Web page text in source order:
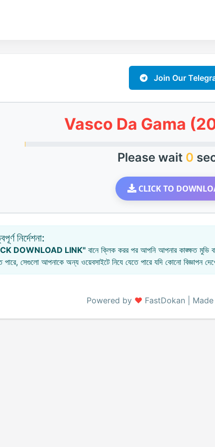
Join Our
Vasco Da Gama
Please wait 0
CLICK TO
নির্দেশনা:
DOWNLOAD LINK" বানে ক্লিক করর পর আপনি আপনার কাঙ্ক্ষত মুভি
পারে, সেগুলো আপনাকে অন্য ওয়েবসাইটে নিযে যেতে পারে যদি কোনো বিজ্ঞাপন
Powered by ♥️ FastDokan |